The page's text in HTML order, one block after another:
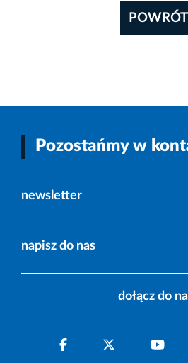
POWRÓT
Pozostańmy w
newsletter
napisz do nas
dołącz do